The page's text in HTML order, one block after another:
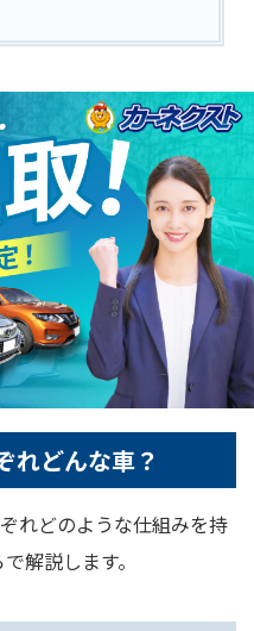
れどんな車？
れどのような仕組みを持
解説します。